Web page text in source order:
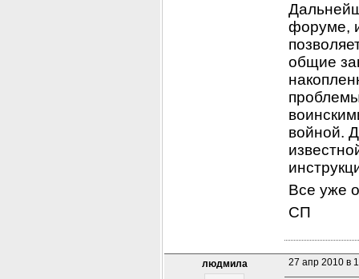
форуме,
общие
войной.
Все уже
СП
людмила 27 апр 2010 в